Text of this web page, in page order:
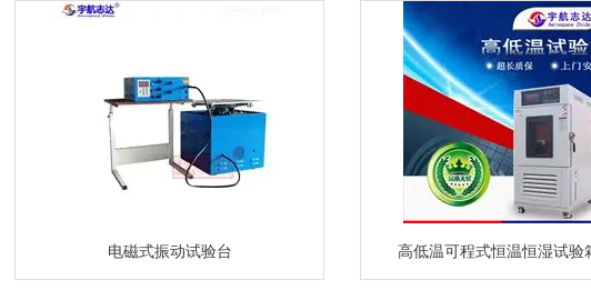
电磁式振动试验台 高低温可程式恒温恒湿试验